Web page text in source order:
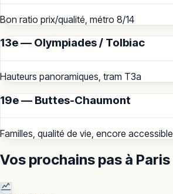
Bon ratio prix/qualité, métro 8/14
13e — Olympiades / Tolbiac
Hauteurs panoramiques, tram T3a
19e — Buttes-Chaumont
Familles, qualité de vie, encore accessible
Vos prochains pas à Paris